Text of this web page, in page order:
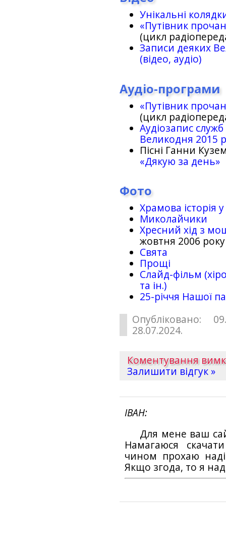
Унікальні
«Путівник
(цикл
Записи деяких
(відео, аудіо)
Аудіо-програми
«Путівник
(цикл
Аудіозапис
Великодня 2015
Пісні Ганни
«Дякую за день»
Фото
Храмова історія
Миколайчики
Хресний хід з
жовтня 2006 року
Свята
Прощі
Слайд-фільм
та ін.)
25-рiччя Нашої
Опубліковано:
28.07.2024.
Коментування
Залишити відгук »
ІВАН
Для мене ваш
Намагаюся
чином прохаю
Якщо згода, то я